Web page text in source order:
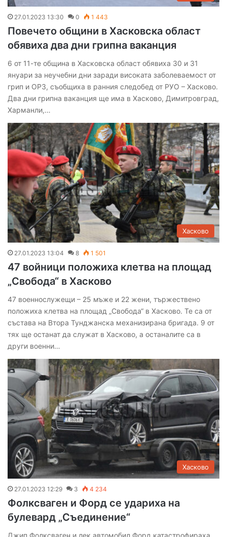
27.01.2023 13:30 0 1 443
Повечето общини в Хасковска област
обявиха два дни грипна ваканция
6 от 11-те община в Хасковска област обявиха 30 и 31
януари за неучебни дни заради високата заболеваемост от
грип и ОРЗ, съобщиха в ранния следобед от РУО – Хасково.
Два дни грипна ваканция ще има в Хасково, Димитровград,
Харманли,…
Хасково
27.01.2023 13:04 8 1 501
47 войници положиха клетва на площад
„Свобода“ в Хасково
47 военнослужещи – 25 мъже и 22 жени, тържествено
положиха клетва на площад „Свобода“ в Хасково. Те са от
състава на Втора Тунджанска механизирана бригада. 9 от
тях ще останат да служат в Хасково, а останалите са в
други военни…
Хасково
27.01.2023 12:29 3 4 234
Фолксваген и Форд се удариха на
булевард „Съединение“
Джип Фолксваген и лек автомобил Форд катастрофираха